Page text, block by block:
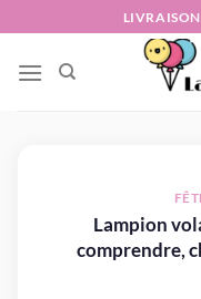
au
contenu
Lampion
comprendre,